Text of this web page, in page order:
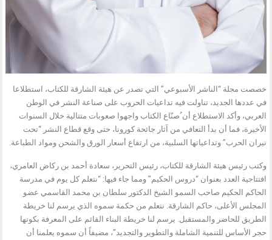
خصصت مجلة “الناشر الأسبوعي” التي تصدر عن هيئة الشارقة للكتاب، استطلاعا
في عددها الجديد، تناولت فيه تداعيات الحروب على صناعة النشر في الوطن
العربي، وأكد الاستطلاع أن ُصنّاع الكتاب واجهوا صعوبات متتالية خلال السنوات
الأخيرة، فما أن بدأ التعافي من آثار جائحة كورونا، حتى وقع قطاع النشر “تحت
نيران الحرب” وتداعياتها السلبية، من ارتفاع أسعار الورق والشحن ومواد الطباعة.
وكتب رئيس هيئة الشارقة للكتاب، رئيس التحرير، سعادة أحمد بن ركاض العامري،
افتتاحية العدد بعنوان “دروس الحكيم” ومما جاء فيها: “نتعلم كل يوم في مدرسة
الحاكم الحكيم صاحب السمو الشيخ الدكتور سلطان بن محمد القاسمي عضو
المجلس الأعلى، حاكم الشارقة. نتعلم من حكمة سموه الذي يرسم لنا خريطة
الطريق للحاضر والمستقبل. يرسم لنا خريطة البناء القائم على المعرفة بكونها
حجر الأساس للتنمية الشاملة والتطوير والتجديد”، مضيفاً أن سموه يعلمنا أن